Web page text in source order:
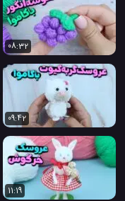
08:32
09:42
11:19